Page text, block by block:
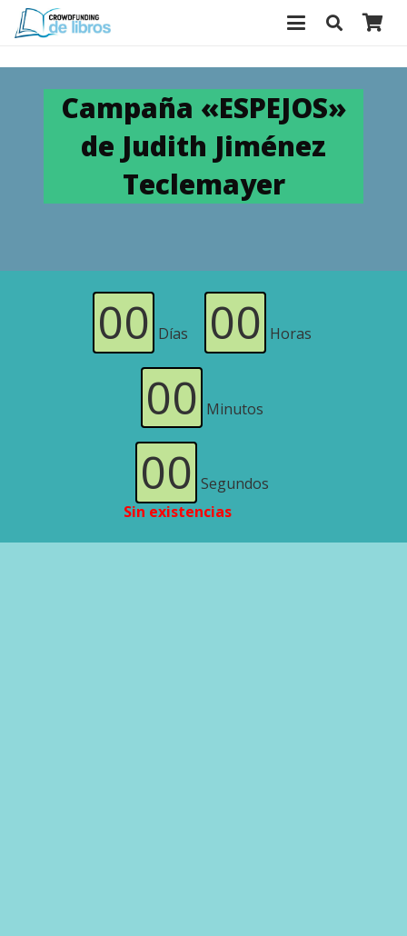
Campaña «ESPEJOS»
de Judith Jiménez
Teclemayer
00 Días 00 Horas
00 Minutos
00 Segundos
Sin existencias